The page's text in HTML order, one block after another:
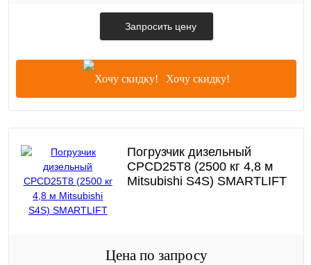
Запросить цену
Хочу скидку!
Погрузчик дизельный
CPCD25T8 (2500 кг 4,8 м
Mitsubishi S4S) SMARTLIFT
Цена по запросу